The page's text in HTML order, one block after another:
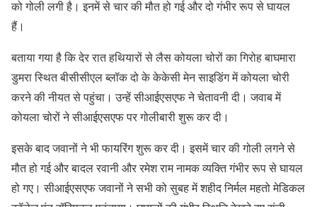
को गोली लगी है। इनमें से चार की मौत हो गई और दो गंभीर रूप से घायल
हैं।
बताया गया है कि देर रात हथियारों से लैस कोयला चोरों का गिरोह बाघमारा
डुमरा स्थित बीसीसीएल ब्लॉक दो के केकेसी मेन साइडिंग में कोयला चोरी
करने की नीयत से पहुंचा। उन्हें सीआईएसएफ ने चेतावनी दी। जवाब में
कोयला चोरों ने सीआईएसएफ पर गोलीबारी शुरू कर दी।
इसके बाद जवानों ने भी फायरिंग शुरू कर दी। इसमें चार की गोली लगने से
मौत हो गई और बादल रवानी और रमेश राम नामक व्यक्ति गंभीर रूप से घायल
हो गए। सीआईएसएफ जवानों ने सभी को सुबह में शहीद निर्मल महतो मेडिकल